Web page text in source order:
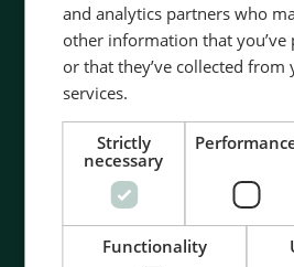
Contact us to
- 90 years of energy
- Manufactured at the
- Superior
- Unmatched service
Contact Us
and analytics partners who
other information that
or that they’ve collected
services.
Strictly
necessary
Functionality